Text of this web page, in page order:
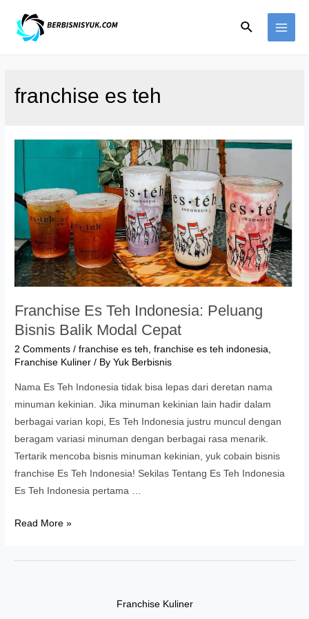
content
Search
franchise es teh
Franchise Es Teh Indonesia: Peluang
Bisnis Balik Modal Cepat
2 Comments /franchise es teh ,franchise es teh indonesia
Franchise Kuliner / ByYuk Berbisnis
Nama Es Teh Indonesia tidak bisa lepas dari deretan nama
minuman kekinian. Jika minuman kekinian lain hadir dalam
berbagai varian kopi, Es Teh Indonesia justru muncul dengan
beragam variasi minuman dengan berbagai rasa menarik.
Tertarik mencoba bisnis minuman kekinian, yuk cobain bisnis
franchise Es Teh Indonesia! Sekilas Tentang Es Teh Indonesia
Es Teh Indonesia pertama …
Franchise
Read More »
Franchise Kuliner